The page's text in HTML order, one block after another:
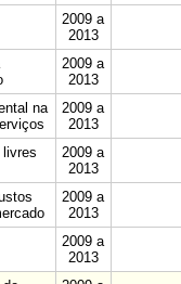
2009 a
2013
2009 a
2013
na
2009 a
2013
2009 a
2013
2009 a
2013
2009 a
2013